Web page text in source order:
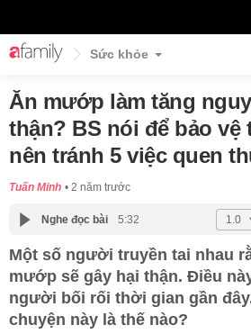
Sức khỏe
Ăn mướp làm tăng
thận? BS nói để bảo vệ
nên tránh 5 việc quen
Tuấn Minh 2 năm trước
Nghe đọc bài 5:32
Một số người truyền tai nhau
mướp sẽ gây hại thận. Điều
người bối rối thời gian gần
chuyện này là thế nào?